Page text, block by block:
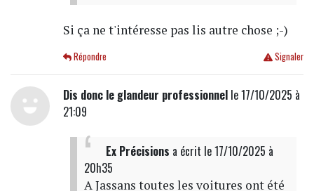
Si ça ne t'intéresse pas lis autre chose ;-)
Signaler
Répondre
Dis donc le glandeur professionnelle 17/10/2025 à
21:09
Ex Précisions a écrit le 17/10/2025 à
20h35
A Jassans toutes les voitures ont été